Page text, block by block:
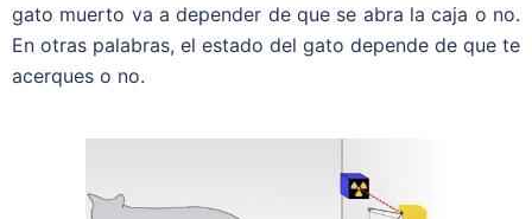
gato muerto va a depender de que se abra la caja o no.
En otras palabras, el estado del gato depende de que te
acerques o no.